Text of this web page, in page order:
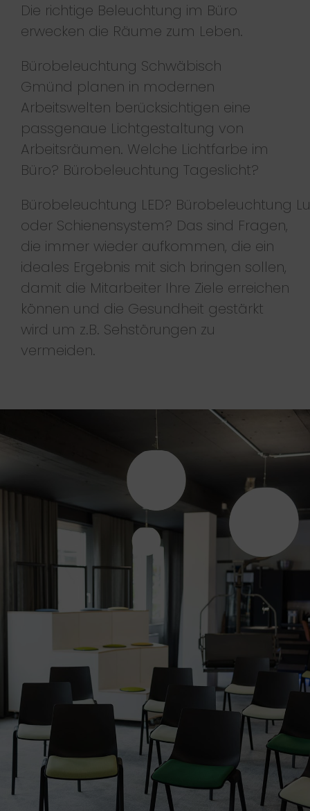
Die richtige Beleuchtung im Büro
erwecken die Räume zum Leben.
Bürobeleuchtung Schwäbisch
Gmünd planen in modernen
Arbeitswelten berücksichtigen eine
passgenaue Lichtgestaltung von
Arbeitsräumen. Welche Lichtfarbe im
Büro? Bürobeleuchtung Tageslicht?
Bürobeleuchtung LED? Bürobeleuchtung
oder Schienensystem? Das sind Fragen,
die immer wieder aufkommen, die ein
ideales Ergebnis mit sich bringen sollen,
damit die Mitarbeiter Ihre Ziele erreichen
können und die Gesundheit gestärkt
wird um z.B. Sehstörungen zu
vermeiden.